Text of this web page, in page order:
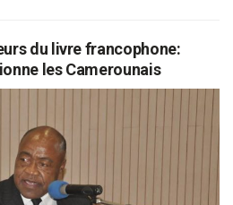
du livre francophone:
les Camerounais